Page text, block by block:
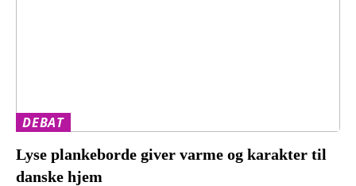
DEBAT
Lyse plankeborde giver varme og karakter til
danske hjem